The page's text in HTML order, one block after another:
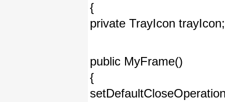
{
private TrayIcon trayIcon;
public MyFrame()
{